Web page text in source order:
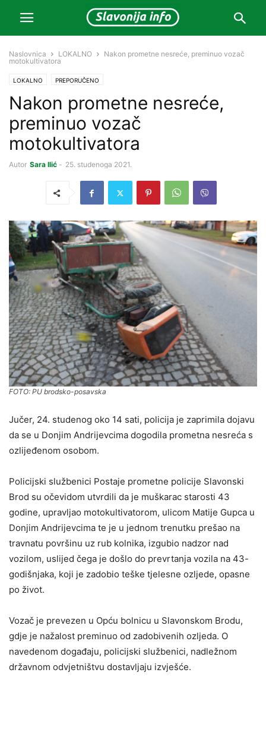
Naslovnica LOKALNO
Nakon prometne nesreće, preminuo vozač
motokultivatora
LOKALNO PREPORUČENO
Nakon prometne nesreće,
preminuo vozač
motokultivatora
Autor Sara Ilić - 25. studenoga 2021.
FOTO: PU brodsko-posavska
Jučer, 24. studenog oko 14 sati, policija je zaprimila dojavu
da se u Donjim Andrijevcima dogodila prometna nesreća s
ozlijeđenom osobom.
Policijski službenici Postaje prometne policije Slavonski
Brod su očevidom utvrdili da je muškarac starosti 43
godine, upravljao motokultivatorom, ulicom Matije Gupca u
Donjim Andrijevcima te je u jednom trenutku prešao na
travnatu površinu uz rub kolnika, izgubio nadzor nad
vozilom, uslijed čega je došlo do prevrtanja vozila na 43-
godišnjaka, koji je zadobio teške tjelesne ozljede, opasne
po život.
Vozač je prevezen u Opću bolnicu u Slavonskom Brodu,
gdje je nažalost preminuo od zadobivenih ozljeda. O
navedenom događaju, policijski službenici, nadležnom
državnom odvjetništvu dostavljaju izvješće.